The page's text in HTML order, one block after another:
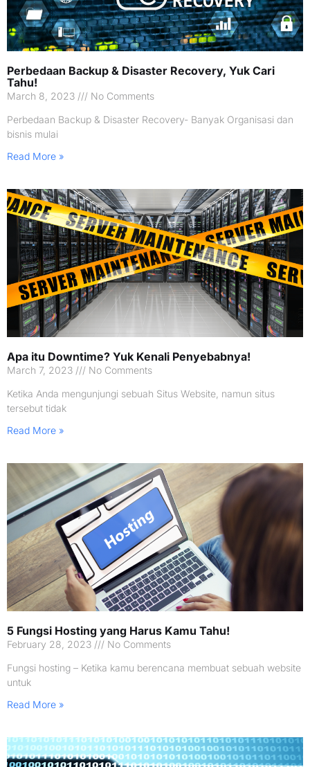
Perbedaan Backup & Disaster Recovery, Yuk Cari
Tahu!
March 8, 2023
No Comments
Perbedaan Backup & Disaster Recovery- Banyak Organisasi dan
bisnis mulai
Read More »
Apa itu Downtime? Yuk Kenali Penyebabnya!
March 7, 2023
No Comments
Ketika Anda mengunjungi sebuah Situs Website, namun situs
tersebut tidak
Read More »
5 Fungsi Hosting yang Harus Kamu Tahu!
February 28, 2023
No Comments
Fungsi hosting – Ketika kamu berencana membuat sebuah website
untuk
Read More »